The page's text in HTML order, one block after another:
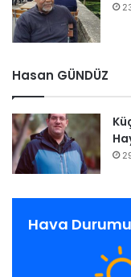
Hasan GÜNDÜZ
Hava Durumu